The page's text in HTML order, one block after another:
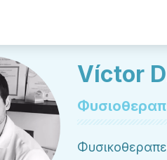
Víctor